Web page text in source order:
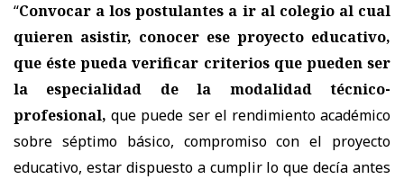
“Convocar a los postulantes a ir al colegio al cual
quieren asistir, conocer ese proyecto educativo,
que éste pueda verificar criterios que pueden ser
la especialidad de la modalidad técnico-
profesional,que puede ser el rendimiento académico
sobre séptimo básico, compromiso con el proyecto
educativo, estar dispuesto a cumplir lo que decía antes